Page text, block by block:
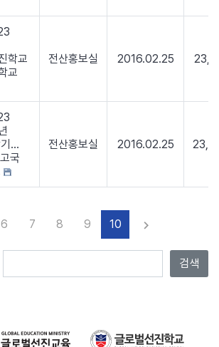
학교
교
전산홍보실 2016.02.25
...
국
전산홍보실 2016.02.25
6 7 8 9 10 keyboard_arrow_right다음